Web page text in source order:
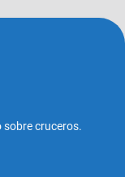
sobre cruceros.